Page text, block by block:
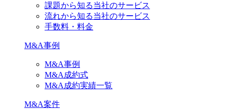
課題から知る当社のサービス
流れから知る当社のサービス
手数料・料金
M&A事例
M&A事例
M&A成約式
M&A成約実績一覧
M&A案件